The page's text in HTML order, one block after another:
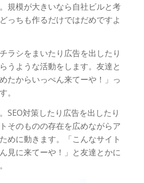
規模が大きいなら自社ビルと考
っちも作るだけではだめですよ
ラシをまいたり広告を出したり
うような活動をします。友達と
たからいっぺん来てーや！」っ
。
SEO対策したり広告を出したり
そのものの存在を広めながらア
めに動きます。「こんなサイト
見に来てーや！」と友達とかに